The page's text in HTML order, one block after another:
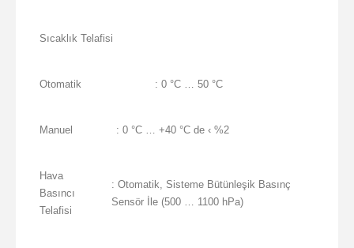
Sıcaklık Telafisi
Otomatik : 0 °C … 50 °C
Manuel : 0 °C … +40 °C de ‹ %2
Hava
Basıncı
Telafisi
: Otomatik, Sisteme Bütünleşik Basınç
Sensör İle (500 … 1100 hPa)